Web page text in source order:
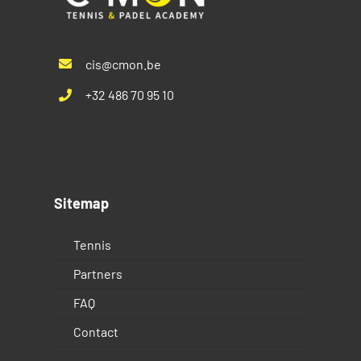
cis@cmon.be
+32 486 70 95 10
Sitemap
Tennis
Partners
FAQ
Contact